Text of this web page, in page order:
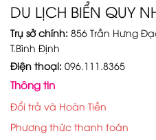
DU LỊCH BIỂN QUY
Trụ sở chính: 856 Trần Hưng
T.Bình Định
Điện thoại: 096.111.8365
Thông tin
Đổi trả và Hoàn Tiền
Phương thức thanh toán